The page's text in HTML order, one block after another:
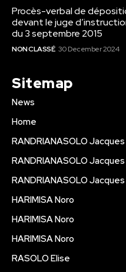
Procès-verbal de
devant le juge
du 3 septembre 2015
NON CLASSÉ 30 December 2024
Sitemap
News
Home
RANDRIANASOLO Jacques
RANDRIANASOLO Jacques
RANDRIANASOLO Jacques
HARIMISA Noro
HARIMISA Noro
HARIMISA Noro
RASOLO Elise